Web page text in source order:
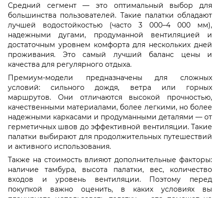
Средний сегмент — это оптимальный выбор для
большинства пользователей. Такие палатки обладают
лучшей водостойкостью (часто 3 000–4 000 мм),
надежными дугами, продуманной вентиляцией и
достаточным уровнем комфорта для нескольких дней
проживания. Это самый лучший баланс цены и
качества для регулярного отдыха.
Премиум-модели предназначены для сложных
условий: сильного дождя, ветра или горных
маршрутов. Они отличаются высокой прочностью,
качественными материалами, более легкими, но более
надежными каркасами и продуманными деталями — от
герметичных швов до эффективной вентиляции. Такие
палатки выбирают для продолжительных путешествий
и активного использования.
Также на стоимость влияют дополнительные факторы:
наличие тамбура, высота палатки, вес, количество
входов и уровень вентиляции. Поэтому перед
покупкой важно оценить, в каких условиях вы